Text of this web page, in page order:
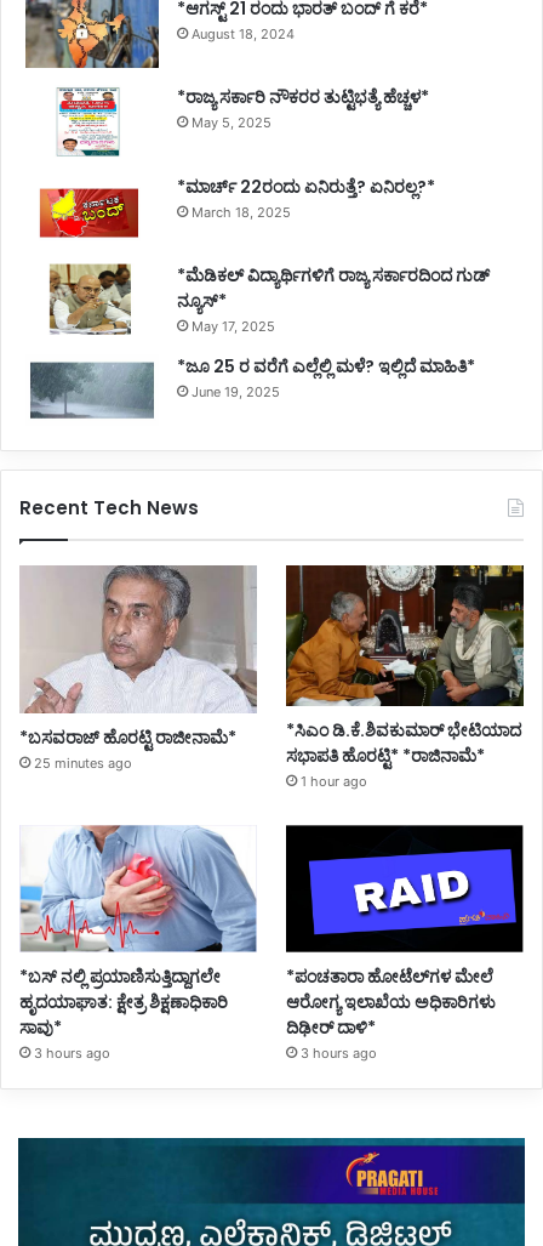
*ಆಗಸ್ಟ್ 21 ರಂದು ಭಾರತ್‌ ಬಂದ್‌ ಗೆ ಕರೆ*
August 18, 2024
*ರಾಜ್ಯ ಸರ್ಕಾರಿ ನೌಕರರ ತುಟ್ಟಿಭತ್ಯೆ ಹೆಚ್ಚಳ*
May 5, 2025
*ಮಾರ್ಚ್ 22ರಂದು ಏನಿರುತ್ತೆ? ಏನಿರಲ್ಲ?*
March 18, 2025
*ಮೆಡಿಕಲ್ ವಿದ್ಯಾರ್ಥಿಗಳಿಗೆ ರಾಜ್ಯ ಸರ್ಕಾರದಿಂದ ಗುಡ್
ನ್ಯೂಸ್*
May 17, 2025
*ಜೂ 25 ರ ವರೆಗೆ ಎಲ್ಲೆಲ್ಲಿ ಮಳೆ? ಇಲ್ಲಿದೆ ಮಾಹಿತಿ*
June 19, 2025
Recent Tech News
*ಬಸವರಾಜ್ ಹೊರಟ್ಟಿ ರಾಜೀನಾಮೆ*
25 minutes ago
*ಸಿಎಂ ಡಿ.ಕೆ.ಶಿವಕುಮಾರ್ ಭೇಟಿಯಾದ
ಸಭಾಪತಿ ಹೊರಟ್ಟಿ* *ರಾಜಿನಾಮೆ*
1 hour ago
*ಬಸ್ ನಲ್ಲಿ ಪ್ರಯಾಣಿಸುತ್ತಿದ್ದಾಗಲೇ
ಹೃದಯಾಘಾತ: ಕ್ಷೇತ್ರ ಶಿಕ್ಷಣಾಧಿಕಾರಿ
ಸಾವು*
3 hours ago
*ಪಂಚತಾರಾ ಹೋಟೆಲ್‌ಗಳ ಮೇಲೆ
ಆರೋಗ್ಯ ಇಲಾಖೆಯ ಅಧಿಕಾರಿಗಳು
ದಿಢೀರ್ ದಾಳಿ*
3 hours ago